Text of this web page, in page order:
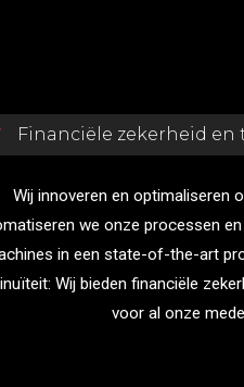
Financiële zekerheid
Wij innoveren en optimaliseren
we onze processen
in een state-of-the-art
Wij bieden financiële
voor al onze